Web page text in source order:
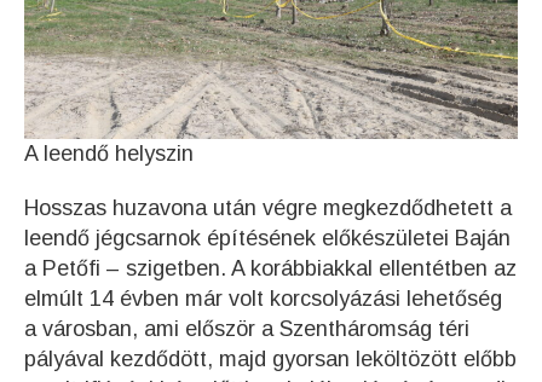
A leendő helyszin
Hosszas huzavona után végre megkezdődhetett a
leendő jégcsarnok építésének előkészületei Baján
a Petőfi – szigetben. A korábbiakkal ellentétben az
elmúlt 14 évben már volt korcsolyázási lehetőség
a városban, ami először a Szentháromság téri
pályával kezdődött, majd gyorsan leköltözött előbb